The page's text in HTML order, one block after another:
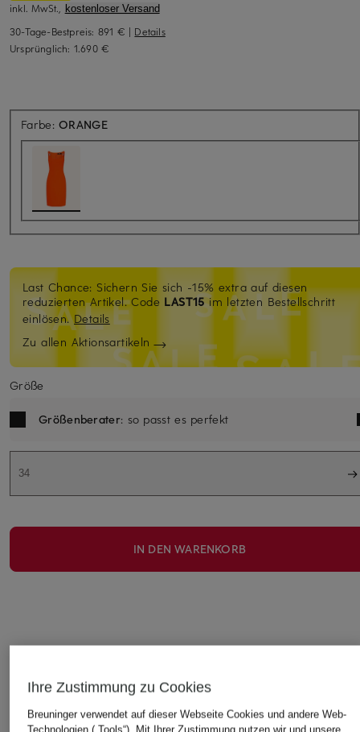
inkl. MwSt., kostenloser Versand
30-Tage-Bestpreis: 891 € | Details
Ursprünglich: 1.690 €
Farbe:ORANGE
Last Chance: Sichern Sie sich -15% extra auf diesen
reduzierten Artikel. Code LAST15im letzten Bestellschritt
einlösen.Details
Zu allen Aktionsartikeln
Größe
Größenberater: so passt es perfekt
34
IN DEN WARENKORB
DAS KÖNNTE IHNEN AUCH GEFALLEN
Ihre Zustimmung zu Cookies
Breuninger verwendet auf dieser Webseite Cookies und andere Web-
Technologien („Tools“). Mit Ihrer Zustimmung nutzen wir und unsere